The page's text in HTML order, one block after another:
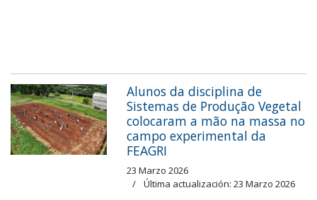
Alunos da disciplina de
Sistemas de Produção Vegetal
colocaram a mão na massa no
campo experimental da
FEAGRI
23 Marzo 2026
Última actualización: 23 Marzo 2026